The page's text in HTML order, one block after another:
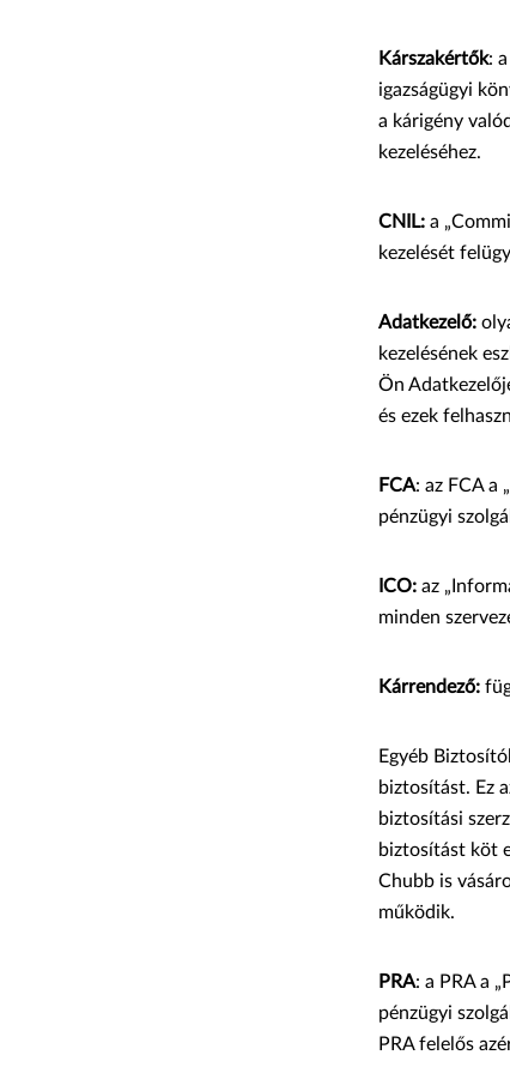
Kárszakértők:
igazságügyi
a kárigény
kezeléséhez.
CNIL: a
kezelését
Adatkezelő:
kezelésének
Ön
és ezek
FCA: az FCA a
pénzügyi
ICO: az
minden
Kárrendező:
Egyéb
biztosítást. Ez
biztosítási
biztosítást köt
Chubb is
működik.
PRA: a PRA a
pénzügyi
PRA felelős